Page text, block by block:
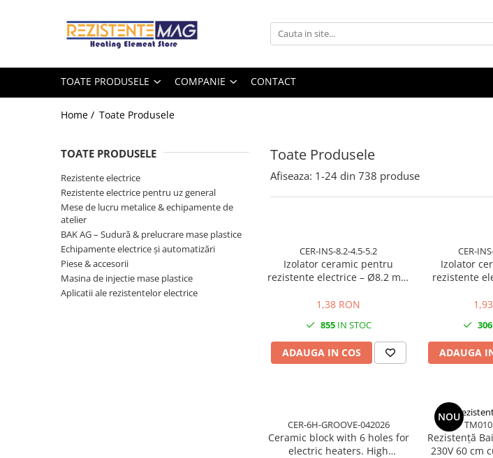
Toate Produsele
Rezistente electrice
Sarma plata
Jacheta incalzire
Termocupluri
Izolator ceramic
Conectori prize cabluri
Piese de reparatie
Rezistențe cu termostat
Rezistente electrice pentru
Despre noiTOATE PRODUSELE COMPANIE CONTACT
Home / Toate Produsele
Toate Produsele
TOATE PRODUSELE
Rezistente electrice
Rezistente electrice pentru uz general
Mese de lucru metalice & echipamente de
atelier
BAK AG – Sudură & prelucrare mase plastice
Echipamente electrice și automatizări
Piese & accesorii
Masina de injectie mase plastice
Aplicatii ale rezistentelor electrice
Afiseaza: 1-24 din 738 produse
CER-INS-8.2-4.5-5.2
Izolator ceramic pentru
rezistente electrice – Ø8.2 mm
lungime 5.2 mm
1,38 RON
855IN STOC
ADAUGA IN COS
CER-
Izolator
rezistente
interior /
306
ADAUGA
CER-6H-GROOVE-042026
Ceramic block with 6 holes for
electric heaters. High
NOU
Rezistență
230V 60 cm